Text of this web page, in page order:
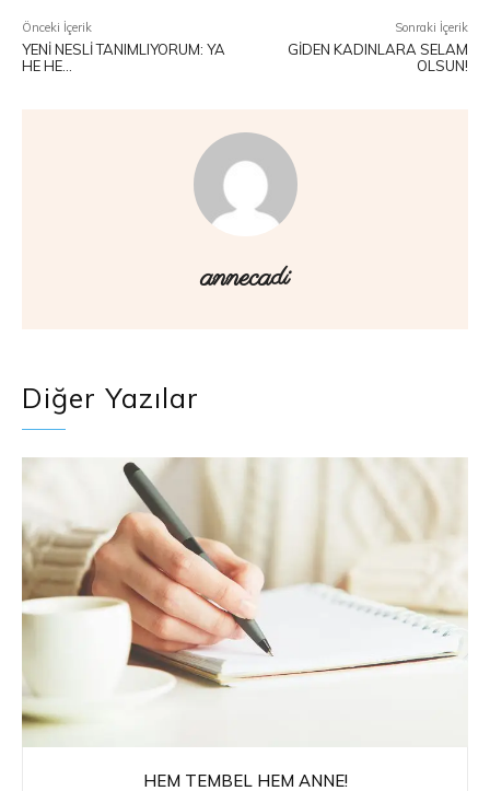
Önceki İçerik
YENI NESLI TANIMLIYORUM: YA
HE HE…
Sonraki İçerik
GIDEN KADINLARA SELAM
OLSUN!
annecadi
Diğer Yazılar
HEM TEMBEL HEM ANNE!